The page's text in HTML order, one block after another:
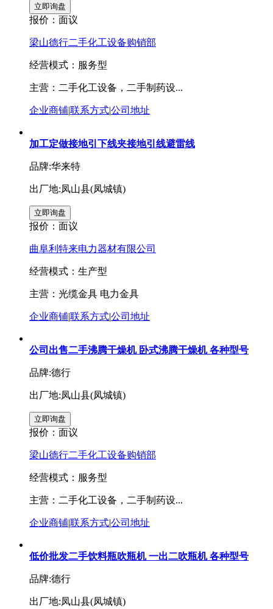
报价： 面议
梁山德行二手化工设备购销部
经营模式：服务型
主营：二手化工设备，二手制药设...
企业商铺|联系方式|公司地址
加工定做接地引下线夹接地引线避雷线
品牌:华来特
出厂地:凤山县(凤城镇)
报价： 面议
曲阜利特来电力器材有限公司
经营模式：生产型
主营：光缆金具 电力金具
企业商铺|联系方式|公司地址
公司出售二手沸腾干燥机 卧式沸腾干燥机 各种型号
品牌:德行
出厂地:凤山县(凤城镇)
报价： 面议
梁山德行二手化工设备购销部
经营模式：服务型
主营：二手化工设备，二手制药设...
企业商铺|联系方式|公司地址
低价批发二手饮料瓶吹瓶机 一出二吹瓶机 各种型号
品牌:德行
出厂地:凤山县(凤城镇)